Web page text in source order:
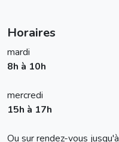
Horaires
mardi
8h à 10h
mercredi
15h à 17h
Ou sur rendez-vous jusqu'à